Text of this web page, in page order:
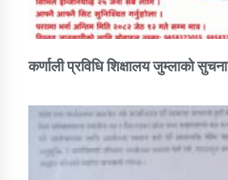
कर्णाली प्रविधि शिक्षालय जुम्लाको सुचना